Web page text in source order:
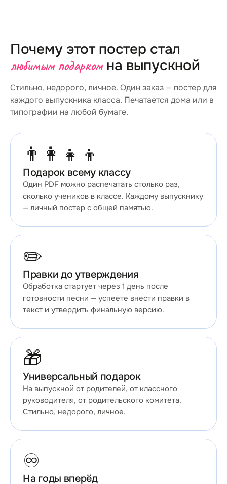
Почему этот постер стал
любимым подаркомна выпускной
Стильно, недорого, личное. Один заказ — постер для
каждого выпускника класса. Печатается дома или в
типографии на любой бумаге.
👨‍👩‍👧‍👦
Подарок всему классу
Один PDF можно распечатать столько раз,
сколько учеников в классе. Каждому выпускнику
— личный постер с общей памятью.
✏️
Правки до утверждения
Обработка стартует через 1 день после
готовности песни — успеете внести правки в
текст и утвердить финальную версию.
🎁
Универсальный подарок
На выпускной от родителей, от классного
руководителя, от родительского комитета.
Стильно, недорого, личное.
♾️
На годы вперёд